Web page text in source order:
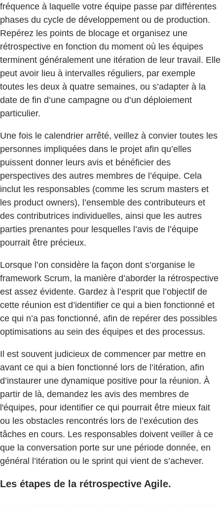
fréquence à laquelle votre équipe passe par différentes
phases du cycle de développement ou de production.
Repérez les points de blocage et organisez une
rétrospective en fonction du moment où les équipes
terminent généralement une itération de leur travail. Elle
peut avoir lieu à intervalles réguliers, par exemple
toutes les deux à quatre semaines, ou s’adapter à la
date de fin d’une campagne ou d’un déploiement
particulier.
Une fois le calendrier arrêté, veillez à convier toutes les
personnes impliquées dans le projet afin qu’elles
puissent donner leurs avis et bénéficier des
perspectives des autres membres de l’équipe. Cela
inclut les responsables (comme les scrum masters et
les product owners), l’ensemble des contributeurs et
des contributrices individuelles, ainsi que les autres
parties prenantes pour lesquelles l’avis de l’équipe
pourrait être précieux.
Lorsque l’on considère la façon dont s’organise le
framework Scrum, la manière d’aborder la rétrospective
est assez évidente. Gardez à l’esprit que l’objectif de
cette réunion est d’identifier ce qui a bien fonctionné et
ce qui n’a pas fonctionné, afin de repérer des possibles
optimisations au sein des équipes et des processus.
Il est souvent judicieux de commencer par mettre en
avant ce qui a bien fonctionné lors de l’itération, afin
d’instaurer une dynamique positive pour la réunion. À
partir de là, demandez les avis des membres de
l'équipes, pour identifier ce qui pourrait être mieux fait
ou les obstacles rencontrés lors de l’exécution des
tâches en cours. Les responsables doivent veiller à ce
que la conversation porte sur une période donnée, en
général l’itération ou le sprint qui vient de s’achever.
Les étapes de la rétrospective Agile.